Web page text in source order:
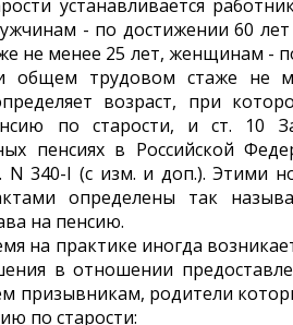
устанавливается
- по достижении 60
не менее 25 лет, женщинам -
общем трудовом стаже не
возраст, при
по старости, и ст. 10
пенсиях в Российской
N 340-I (с изм. и доп.). Этими
определены так
на пенсию.
на практике иногда
в отношении
призывникам, родители
по старости: